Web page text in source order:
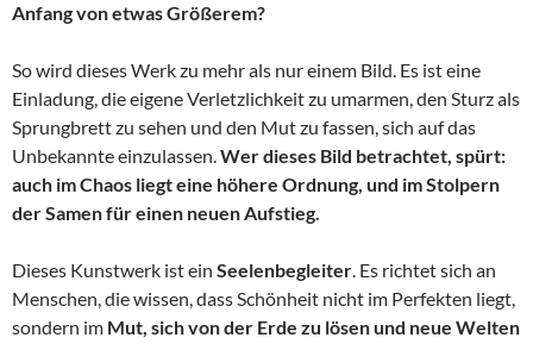
Anfang von etwas Größerem?
So wird dieses Werk zu mehr als nur einem Bild. Es ist eine
Einladung, die eigene Verletzlichkeit zu umarmen, den Sturz als
Sprungbrett zu sehen und den Mut zu fassen, sich auf das
Unbekannte einzulassen. Wer dieses Bild betrachtet, spürt:
auch im Chaos liegt eine höhere Ordnung, und im Stolpern
der Samen für einen neuen Aufstieg.
Dieses Kunstwerk ist ein Seelenbegleiter . Es richtet sich an
Menschen, die wissen, dass Schönheit nicht im Perfekten liegt,
sondern im Mut, sich von der Erde zu lösen und neue Welten